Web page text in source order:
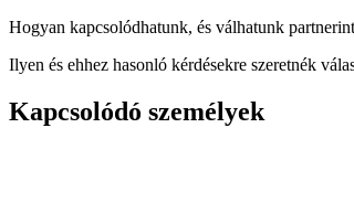
Hogyan kapcsolódhatunk, és válhatunk
Ilyen és ehhez hasonló kérdésekre szeretnék
Kapcsolódó személyek